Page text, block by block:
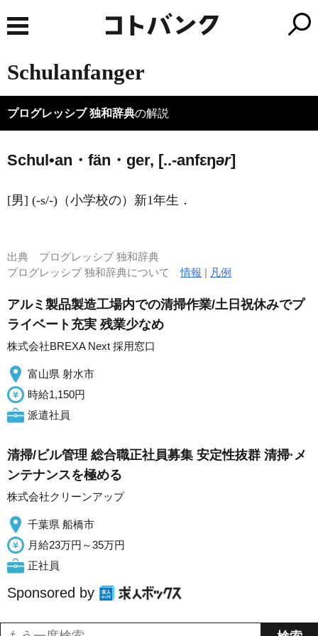
Schulanfanger
プログレッシブ 独和辞典の解説
Schul•an・fän・ger, [..-anfεŋər]
[男] (-s/-)（小学校の）新1年生．
出典 プログレッシブ 独和辞典
プログレッシブ 独和辞典について情報 | 凡例
アルミ製品製造工場内での清掃作業/土日祝休みでプ
ライベート充実 残業少なめ
株式会社BREXA Next 採用窓口
富山県 射水市
時給1,150円
派遣社員
清掃/ビル管理 総合職正社員募集 安定性抜群 清掃·メ
ンテナンスを極める
株式会社クリーンアップ
千葉県 船橋市
月給23万円～35万円
正社員
Sponsored by